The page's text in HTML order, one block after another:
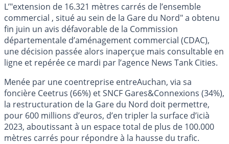
L’"extension de 16.321 mètres carrés de l’ensemble
commercial , situé au sein de la Gare du Nord" a obtenu
fin juin un avis défavorable de la Commission
départementale d’aménagement commercial (CDAC),
une décision passée alors inaperçue mais consultable en
ligne et repérée ce mardi par l’agence News Tank Cities.
Menée par une coentreprise entreAuchan, via sa
foncière Ceetrus (66%) et SNCF Gares&Connexions (34%),
la restructuration de la Gare du Nord doit permettre,
pour 600 millions d’euros, d’en tripler la surface d’icià
2023, aboutissant à un espace total de plus de 100.000
mètres carrés pour répondre à la hausse du trafic.